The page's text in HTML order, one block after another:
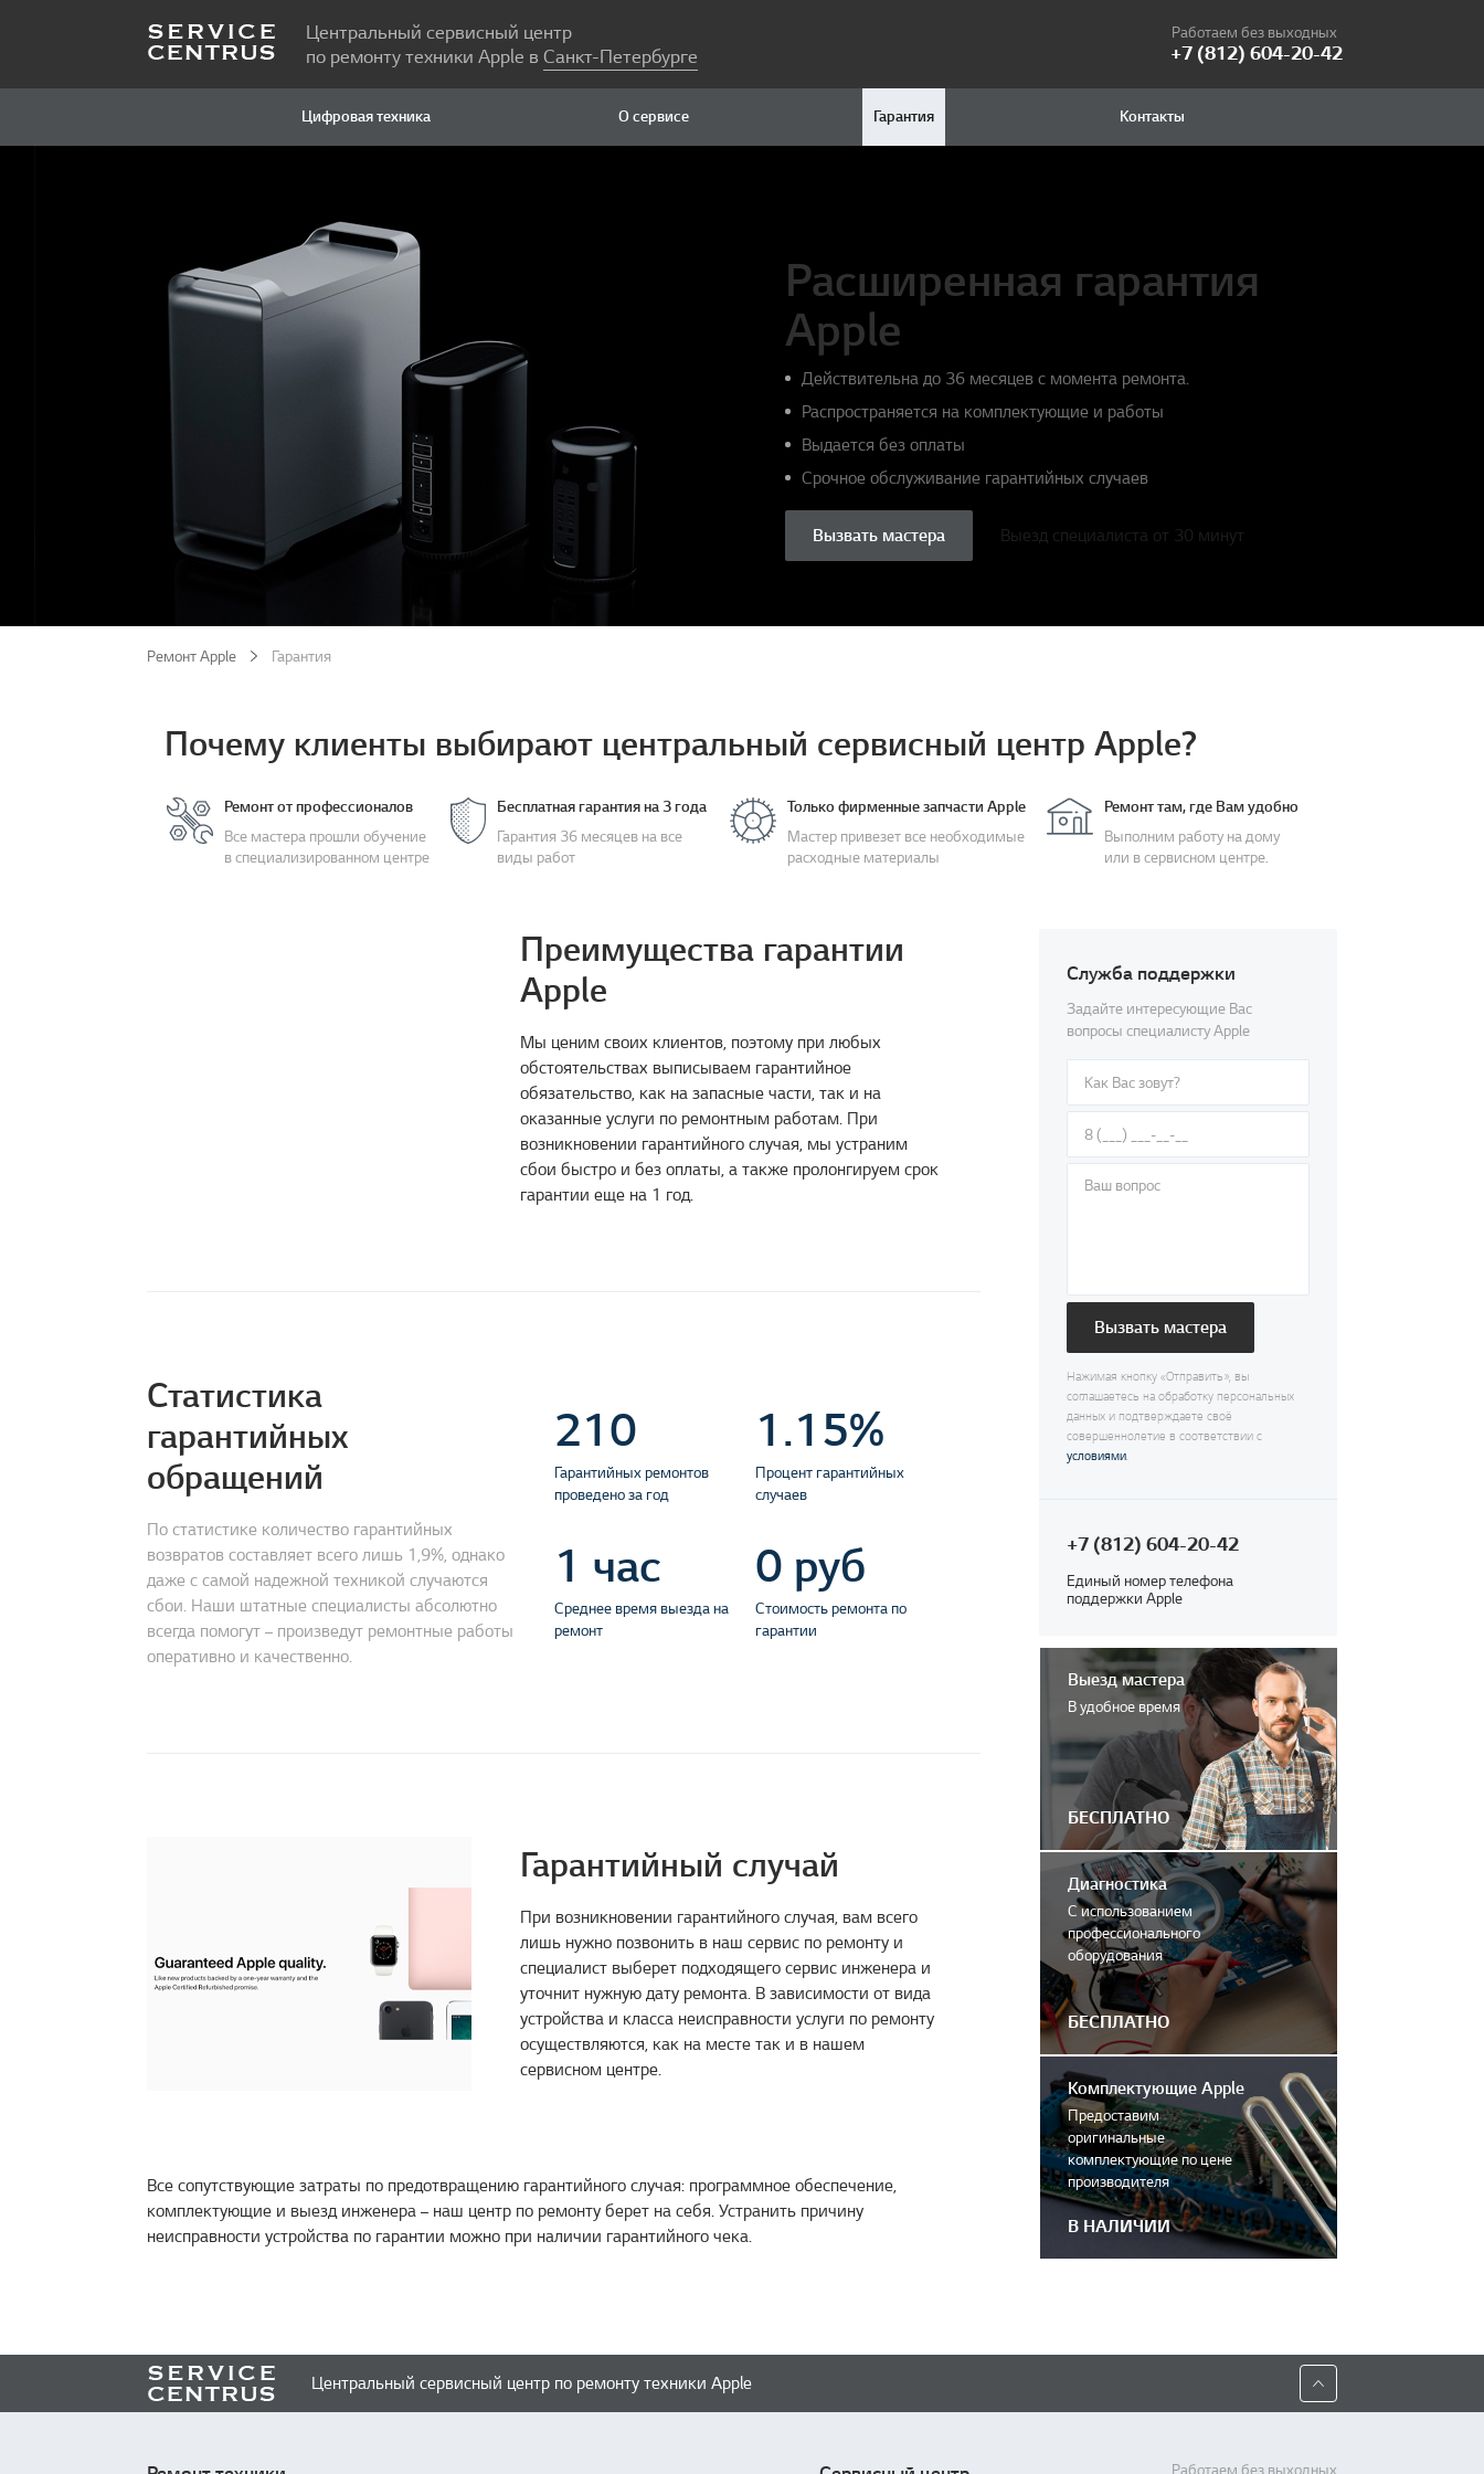
Центральный сервисный центр
по ремонту техники Apple в Санкт-Петербурге
Работаем без выходных
+7 (812) 604-20-42
Цифровая техника О сервисе Гарантия Контакты
Расширенная гарантия
Apple
Действительна до 36 месяцев с момента ремонта.
Распространяется на комплектующие и работы
Выдается без оплаты
Срочное обслуживание гарантийных случаев
Вызвать мастера Выезд специалиста от 30 минут
Ремонт Apple Гарантия
Почему клиенты выбирают центральный сервисный центр Apple?
Ремонт от профессионалов
Все мастера прошли обучение
в специализированном центре
Бесплатная гарантия на 3 года
Гарантия 36 месяцев на все
виды работ
Только фирменные запчасти Apple
Мастер привезет все необходимые
расходные материалы
Ремонт там, где Вам удобно
Выполним работу на дому
или в сервисном центре.
Преимущества гарантии
Apple
Мы ценим своих клиентов, поэтому при любых
обстоятельствах выписываем гарантийное
обязательство, как на запасные части, так и на
оказанные услуги по ремонтным работам. При
возникновении гарантийного случая, мы устраним
сбои быстро и без оплаты, а также пролонгируем срок
гарантии еще на 1 год.
Статистика
гарантийных
обращений
По статистике количество гарантийных
возвратов составляет всего лишь 1,9%, однако
даже с самой надежной техникой случаются
сбои. Наши штатные специалисты абсолютно
всегда помогут – произведут ремонтные работы
оперативно и качественно.
210
Гарантийных ремонтов
проведено за год
1.15%
Процент гарантийных
случаев
1 час
Среднее время выезда на
ремонт
0 руб
Стоимость ремонта по
гарантии
Гарантийный случай
При возникновении гарантийного случая, вам всего
лишь нужно позвонить в наш сервис по ремонту и
специалист выберет подходящего сервис инженера и
уточнит нужную дату ремонта. В зависимости от вида
устройства и класса неисправности услуги по ремонту
осуществляются, как на месте так и в нашем
сервисном центре.
Все сопутствующие затраты по предотвращению гарантийного случая: программное обеспечение,
комплектующие и выезд инженера – наш центр по ремонту берет на себя. Устранить причину
неисправности устройства по гарантии можно при наличии гарантийного чека.
Cлужба поддержки
Задайте интересующие Вас
вопросы специалисту Apple
Вызвать мастера
Нажимая кнопку «Отправить», вы
соглашаетесь на обработку персональных
данных и подтверждаете своё
совершеннолетие в соответствии с
условиями.
+7 (812) 604-20-42
Единый номер телефона
поддержки Apple
Выезд мастера
В удобное время
БЕСПЛАТНО
Диагностика
С использованием
профессионального
оборудования
БЕСПЛАТНО
Комплектующие Apple
Предоставим
оригинальные
комплектующие по цене
производителя
В НАЛИЧИИ
Центральный сервисный центр по ремонту техники Apple